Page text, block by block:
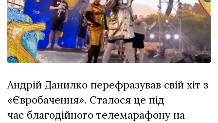
залишив у
Луцьку
три...
27 Липня 2026
755 переглядів
Всі розділи
Лайф
Афіша
ZONE 18+
Андрій Данилко перефразував свій хіт з
«Євробачення». Сталося це під
час благодійного телемарафону на